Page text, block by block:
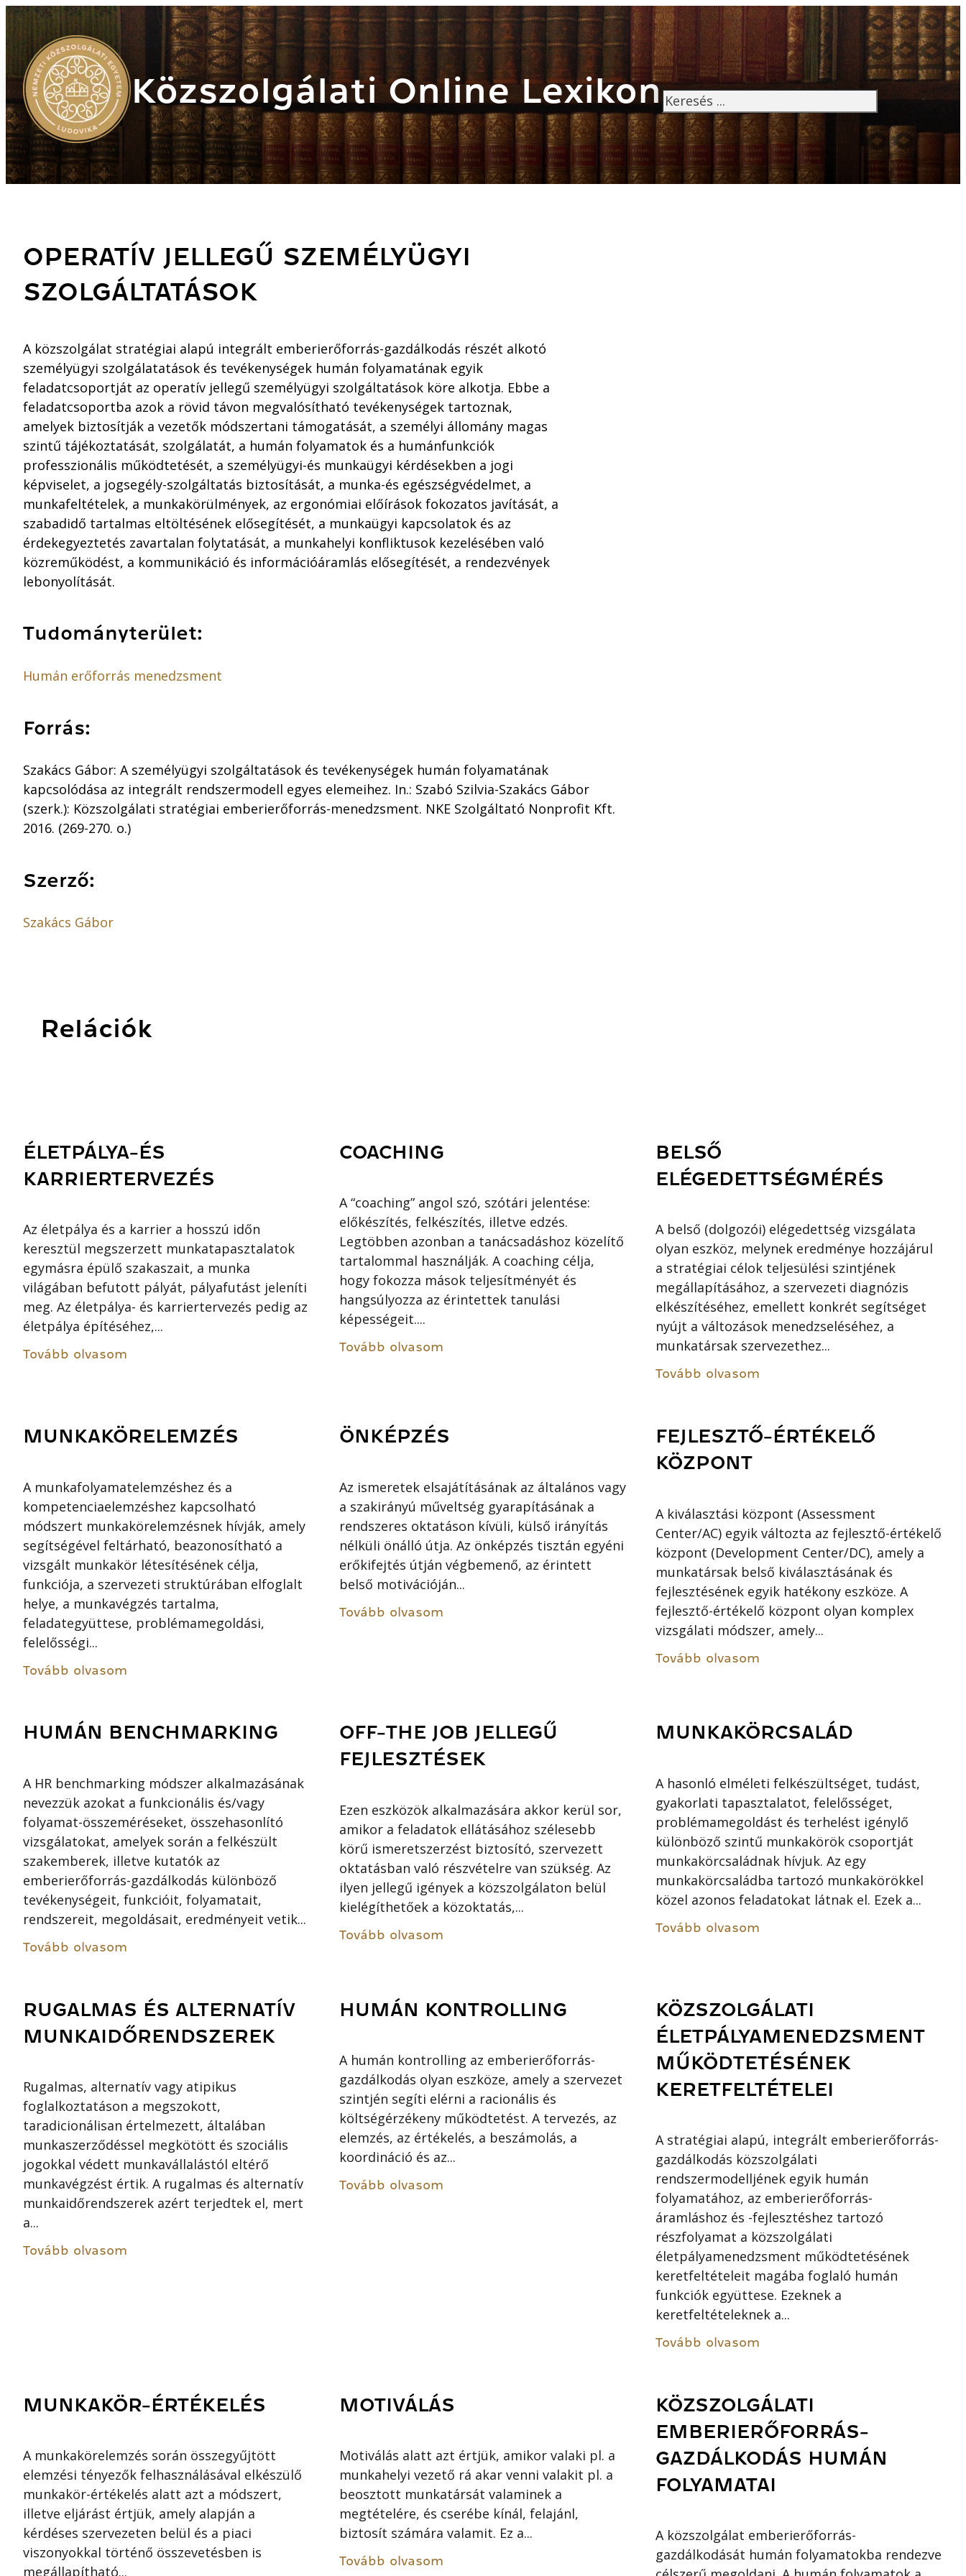
Közszolgálati Online Lexikon Keresés
OPERATÍV JELLEGŰ SZEMÉLYÜGYI
SZOLGÁLTATÁSOK
A közszolgálat stratégiai alapú integrált emberierőforrás-gazdálkodás részét alkotó
személyügyi szolgálatatások és tevékenységek humán folyamatának egyik
feladatcsoportját az operatív jellegű személyügyi szolgáltatások köre alkotja. Ebbe a
feladatcsoportba azok a rövid távon megvalósítható tevékenységek tartoznak,
amelyek biztosítják a vezetők módszertani támogatását, a személyi állomány magas
szintű tájékoztatását, szolgálatát, a humán folyamatok és a humánfunkciók
professzionális működtetését, a személyügyi-és munkaügyi kérdésekben a jogi
képviselet, a jogsegély-szolgáltatás biztosítását, a munka-és egészségvédelmet, a
munkafeltételek, a munkakörülmények, az ergonómiai előírások fokozatos javítását, a
szabadidő tartalmas eltöltésének elősegítését, a munkaügyi kapcsolatok és az
érdekegyeztetés zavartalan folytatását, a munkahelyi konfliktusok kezelésében való
közreműködést, a kommunikáció és információáramlás elősegítését, a rendezvények
lebonyolítását.
Tudományterület:
Humán erőforrás menedzsment
Forrás:
Szakács Gábor: A személyügyi szolgáltatások és tevékenységek humán folyamatának
kapcsolódása az integrált rendszermodell egyes elemeihez. In.: Szabó Szilvia-Szakács Gábor
(szerk.): Közszolgálati stratégiai emberierőforrás-menedzsment. NKE Szolgáltató Nonprofit Kft.
2016. (269-270. o.)
Szerző:
Szakács Gábor
Relációk
ÉLETPÁLYA-ÉS
KARRIERTERVEZÉS
Az életpálya és a karrier a hosszú időn
keresztül megszerzett munkatapasztalatok
egymásra épülő szakaszait, a munka
világában befutott pályát, pályafutást jeleníti
meg. Az életpálya- és karriertervezés pedig az
életpálya építéséhez,...
Tovább olvasom
COACHING
A “coaching” angol szó, szótári jelentése:
előkészítés, felkészítés, illetve edzés.
Legtöbben azonban a tanácsadáshoz közelítő
tartalommal használják. A coaching célja,
hogy fokozza mások teljesítményét és
hangsúlyozza az érintettek tanulási
képességeit....
Tovább olvasom
BELSŐ
ELÉGEDETTSÉGMÉRÉS
A belső (dolgozói) elégedettség vizsgálata
olyan eszköz, melynek eredménye hozzájárul
a stratégiai célok teljesülési szintjének
megállapításához, a szervezeti diagnózis
elkészítéséhez, emellett konkrét segítséget
nyújt a változások menedzseléséhez, a
munkatársak szervezethez...
Tovább olvasom
MUNKAKÖRELEMZÉS
A munkafolyamatelemzéshez és a
kompetenciaelemzéshez kapcsolható
módszert munkakörelemzésnek hívják, amely
segítségével feltárható, beazonosítható a
vizsgált munkakör létesítésének célja,
funkciója, a szervezeti struktúrában elfoglalt
helye, a munkavégzés tartalma,
feladategyüttese, problémamegoldási,
felelősségi...
Tovább olvasom
ÖNKÉPZÉS
Az ismeretek elsajátításának az általános vagy
a szakirányú műveltség gyarapításának a
rendszeres oktatáson kívüli, külső irányítás
nélküli önálló útja. Az önképzés tisztán egyéni
erőkifejtés útján végbemenő, az érintett
belső motivációján...
Tovább olvasom
FEJLESZTŐ-ÉRTÉKELŐ
KÖZPONT
A kiválasztási központ (Assessment
Center/AC) egyik változta az fejlesztő-értékelő
központ (Development Center/DC), amely a
munkatársak belső kiválasztásának és
fejlesztésének egyik hatékony eszköze. A
fejlesztő-értékelő központ olyan komplex
vizsgálati módszer, amely...
Tovább olvasom
HUMÁN BENCHMARKING
A HR benchmarking módszer alkalmazásának
nevezzük azokat a funkcionális és/vagy
folyamat-összeméréseket, összehasonlító
vizsgálatokat, amelyek során a felkészült
szakemberek, illetve kutatók az
emberierőforrás-gazdálkodás különböző
tevékenységeit, funkcióit, folyamatait,
rendszereit, megoldásait, eredményeit vetik...
Tovább olvasom
OFF-THE JOB JELLEGŰ
FEJLESZTÉSEK
Ezen eszközök alkalmazására akkor kerül sor,
amikor a feladatok ellátásához szélesebb
körű ismeretszerzést biztosító, szervezett
oktatásban való részvételre van szükség. Az
ilyen jellegű igények a közszolgálaton belül
kielégíthetőek a közoktatás,...
Tovább olvasom
MUNKAKÖRCSALÁD
A hasonló elméleti felkészültséget, tudást,
gyakorlati tapasztalatot, felelősséget,
problémamegoldást és terhelést igénylő
különböző szintű munkakörök csoportját
munkakörcsaládnak hívjuk. Az egy
munkakörcsaládba tartozó munkakörökkel
közel azonos feladatokat látnak el. Ezek a...
Tovább olvasom
RUGALMAS ÉS ALTERNATÍV
MUNKAIDŐRENDSZEREK
Rugalmas, alternatív vagy atipikus
foglalkoztatáson a megszokott,
taradicionálisan értelmezett, általában
munkaszerződéssel megkötött és szociális
jogokkal védett munkavállalástól eltérő
munkavégzést értik. A rugalmas és alternatív
munkaidőrendszerek azért terjedtek el, mert
a...
Tovább olvasom
HUMÁN KONTROLLING
A humán kontrolling az emberierőforrás-
gazdálkodás olyan eszköze, amely a szervezet
szintjén segíti elérni a racionális és
költségérzékeny működtetést. A tervezés, az
elemzés, az értékelés, a beszámolás, a
koordináció és az...
Tovább olvasom
KÖZSZOLGÁLATI
ÉLETPÁLYAMENEDZSMENT
MŰKÖDTETÉSÉNEK
KERETFELTÉTELEI
A stratégiai alapú, integrált emberierőforrás-
gazdálkodás közszolgálati
rendszermodelljének egyik humán
folyamatához, az emberierőforrás-
áramláshoz és -fejlesztéshez tartozó
részfolyamat a közszolgálati
életpályamenedzsment működtetésének
keretfeltételeit magába foglaló humán
funkciók együttese. Ezeknek a
keretfeltételeknek a...
Tovább olvasom
MUNKAKÖR-ÉRTÉKELÉS
A munkakörelemzés során összegyűjtött
elemzési tényezők felhasználásával elkészülő
munkakör-értékelés alatt azt a módszert,
illetve eljárást értjük, amely alapján a
kérdéses szervezeten belül és a piaci
viszonyokkal történő összevetésben is
megállapítható...
MOTIVÁLÁS
Motiválás alatt azt értjük, amikor valaki pl. a
munkahelyi vezető rá akar venni valakit pl. a
beosztott munkatársát valaminek a
megtételére, és cserébe kínál, felajánl,
biztosít számára valamit. Ez a...
Tovább olvasom
KÖZSZOLGÁLATI
EMBERIERŐFORRÁS-
GAZDÁLKODÁS HUMÁN
FOLYAMATAI
A közszolgálat emberierőforrás-
gazdálkodását humán folyamatokba rendezve